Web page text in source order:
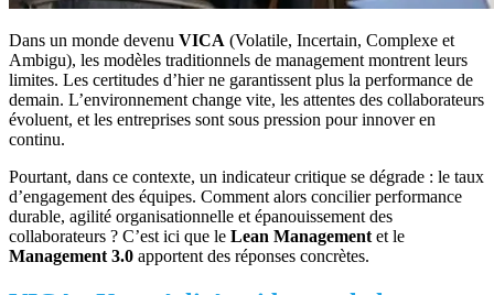
Dans un monde devenu VICA (Volatile, Incertain, Complexe et
Ambigu), les modèles traditionnels de management montrent leurs
limites. Les certitudes d’hier ne garantissent plus la performance de
demain. L’environnement change vite, les attentes des collaborateurs
évoluent, et les entreprises sont sous pression pour innover en
continu.
Pourtant, dans ce contexte, un indicateur critique se dégrade : le taux
d’engagement des équipes. Comment alors concilier performance
durable, agilité organisationnelle et épanouissement des
collaborateurs ? C’est ici que le Lean Managementet le
Management 3.0 apportent des réponses concrètes.